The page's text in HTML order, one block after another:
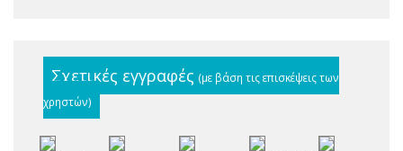
Σχετικές εγγραφές (με βάση τις επισκέψεις των
χρηστών)